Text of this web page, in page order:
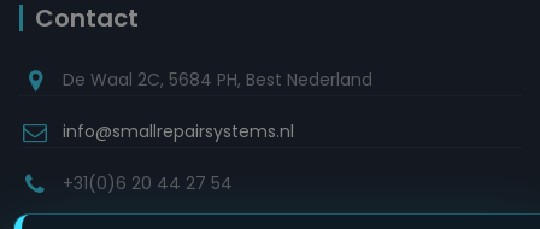
Contact
De Waal 2C, 5684 PH, Best Nederland
info@smallrepairsystems.nl
+31(0)6 20 44 27 54